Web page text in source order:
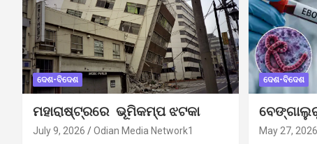
ଦେଶ-ବିଦେଶ
ମହାରାଷ୍ଟ୍ରରେ ଭୂମିକମ୍ପ ଝଟକା
July 9, 2026 Odian Media Network1
ଦେଶ-ବିଦେଶ
May 27, 2026